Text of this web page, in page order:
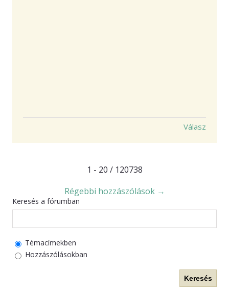
Válasz
1 - 20 / 120738
Régebbi hozzászólások →
Keresés a fórumban
Témacímekben
Hozzászólásokban
Keresés